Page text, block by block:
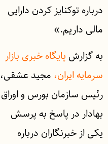
درباره توکنایز کردن دارایی
مالی داریم.»
به گزارش پایگاه خبری بازار
سرمایه ایران، مجید عشقی،
رئیس سازمان بورس و اوراق
بهادار در پاسخ به پرسش
یکی از خبرنگاران درباره